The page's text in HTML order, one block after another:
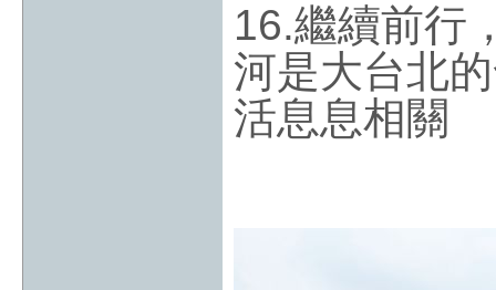
16.繼續前行
河是大台北
活息息相關